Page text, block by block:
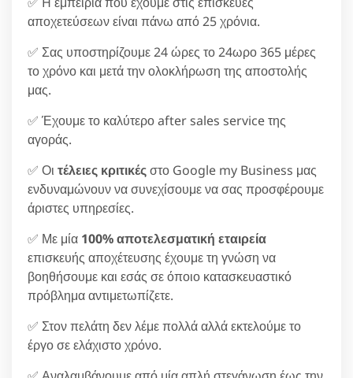
αποχετεύσεων είναι πάνω από 25 χρόνια.
✅ Σας υποστηρίζουμε 24 ώρες το 24ωρο 365 μέρες
το χρόνο και μετά την ολοκλήρωση της αποστολής
μας.
✅ Έχουμε το καλύτερο after sales service της
αγοράς.
✅ Οι τέλειες κριτικέςστο Google my Business μας
ενδυναμώνουν να συνεχίσουμε να σας προσφέρουμε
άριστες υπηρεσίες.
✅ Με μία 100% αποτελεσματική εταιρεία
επισκευής αποχέτευσης έχουμε τη γνώση να
βοηθήσουμε και εσάς σε όποιο κατασκευαστικό
πρόβλημα αντιμετωπίζετε.
✅ Στον πελάτη δεν λέμε πολλά αλλά εκτελούμε το
έργο σε ελάχιστο χρόνο.